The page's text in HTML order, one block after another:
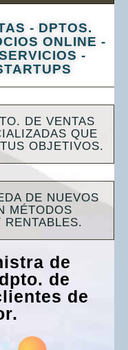
- DPTOS.
ONLINE -
-
DE VENTAS
QUE
OBJETIVOS.
DE NUEVOS
MÉTODOS
RENTABLES.
de
de
de